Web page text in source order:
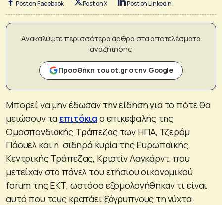
Post on Facebook Post on X Post on LinkedIn
Ανακαλύψτε περισσότερα άρθρα στα αποτελέσματα
αναζήτησης
Προσθήκη του ot.gr στην Google
Μπορεί να μην έδωσαν την είδηση για το πότε θα
μειώσουν τα επιτόκια ο επικεφαλής της
Ομοσπονδιακής Τράπεζας των ΗΠΑ, Τζερόμ
Πάουελ και η σιδηρά κυρία της Ευρωπαϊκής
Κεντρικής Τράπεζας, Κριστίν Λαγκάρντ, που
μετείχαν στο πάνελ του ετήσιου οικονομικού
forum της ΕΚΤ, ωστόσο εξομολογήθηκαν τι είναι
αυτό που τους κρατάει ξάγρυπνους τη νύχτα.